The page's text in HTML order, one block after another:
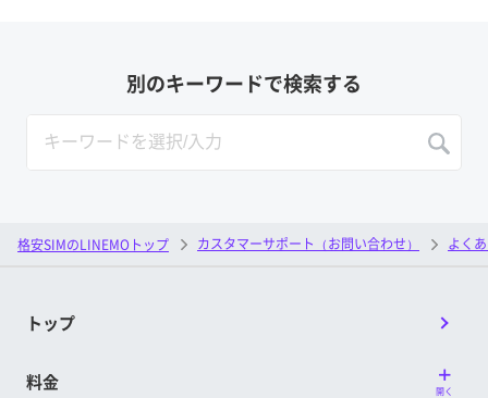
別のキーワードで検索する
格安SIMのLINEMOトップ カスタマーサポート（お問い合わせ） よく
トップ
料金 開く